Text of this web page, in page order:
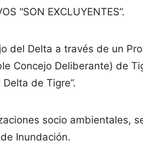
“SON EXCLUYENTES”.
del Delta a través de un
Concejo Deliberante) de
de Tigre”.
socio ambientales,
Inundación.